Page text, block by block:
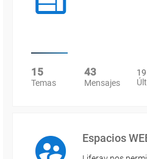
15
Temas
43
Mensajes
Espacios